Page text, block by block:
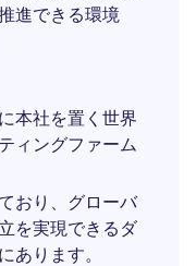
進できる環境
本社を置く世界
ィングファーム
おり、グローバ
を実現できるダ
あります。